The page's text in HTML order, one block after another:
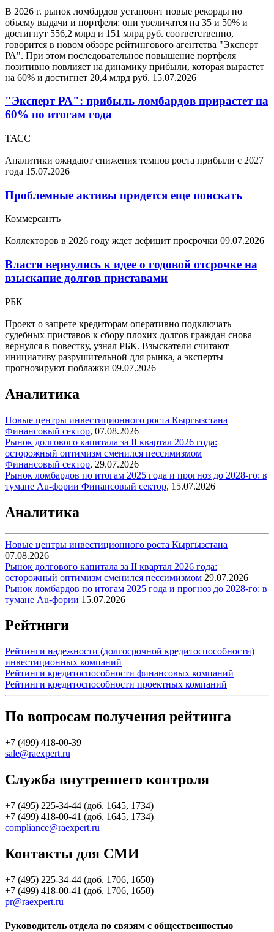
В 2026 г. рынок ломбардов установит новые рекорды по
объему выдачи и портфеля: они увеличатся на 35 и 50% и
достигнут 556,2 млрд и 151 млрд руб. соответственно,
говорится в новом обзоре рейтингового агентства "Эксперт
РА". При этом последовательное повышение портфеля
позитивно повлияет на динамику прибыли, которая вырастет
на 60% и достигнет 20,4 млрд руб. 15.07.2026
"Эксперт РА": прибыль ломбардов прирастет на
60% по итогам года
ТАСС
Аналитики ожидают снижения темпов роста прибыли с 2027
года 15.07.2026
Проблемные активы придется еще поискать
Коммерсантъ
Коллекторов в 2026 году ждет дефицит просрочки 09.07.2026
Власти вернулись к идее о годовой отсрочке на
взыскание долгов приставами
РБК
Проект о запрете кредиторам оперативно подключать
судебных приставов к сбору плохих долгов граждан снова
вернулся в повестку, узнал РБК. Взыскатели считают
инициативу разрушительной для рынка, а эксперты
прогнозируют поблажки 09.07.2026
Аналитика
Новые центры инвестиционного роста Кыргызстана
Финансовый сектор, 07.08.2026
Рынок долгового капитала за II квартал 2026 года:
осторожный оптимизм сменился пессимизмом
Финансовый сектор, 29.07.2026
Рынок ломбардов по итогам 2025 года и прогноз до 2028-го: в
тумане Au-фории Финансовый сектор, 15.07.2026
Аналитика
Новые центры инвестиционного роста Кыргызстана
07.08.2026
Рынок долгового капитала за II квартал 2026 года:
осторожный оптимизм сменился пессимизмом 29.07.2026
Рынок ломбардов по итогам 2025 года и прогноз до 2028-го: в
тумане Au-фории 15.07.2026
Рейтинги
Рейтинги надежности (долгосрочной кредитоспособности)
инвестиционных компаний
Рейтинги кредитоспособности финансовых компаний
Рейтинги кредитоспособности проектных компаний
По вопросам получения рейтинга
+7 (499) 418-00-39
sale@raexpert.ru
Служба внутреннего контроля
+7 (495) 225-34-44 (доб. 1645, 1734)
+7 (499) 418-00-41 (доб. 1645, 1734)
compliance@raexpert.ru
Контакты для СМИ
+7 (495) 225-34-44 (доб. 1706, 1650)
+7 (499) 418-00-41 (доб. 1706, 1650)
pr@raexpert.ru
Руководитель отдела по связям с общественностью